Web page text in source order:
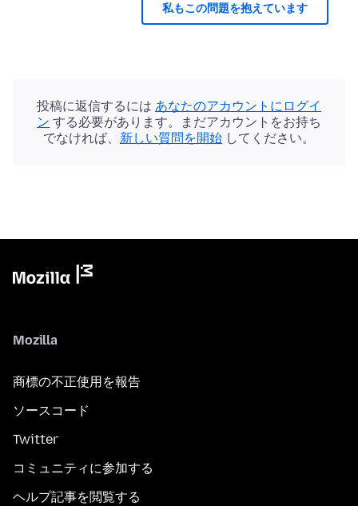
私もこの問題を抱えています
投稿に返信するには あなたのアカウントにログイ
ン する必要があります。まだアカウントをお持ち
でなければ、 新しい質問を開始 してください。
Mozilla
商標の不正使用を報告
ソースコード
Twitter
コミュニティに参加する
ヘルプ記事を閲覧する